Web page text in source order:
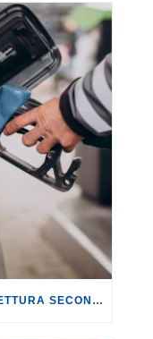
BENZINA: IMPROPONIBILE LA LETTURA SECONDO CUI PROROGARE IL TAGLIO DELLE ACCISE SIGNIFICA TASSARE TUTTI I CITTADINI.